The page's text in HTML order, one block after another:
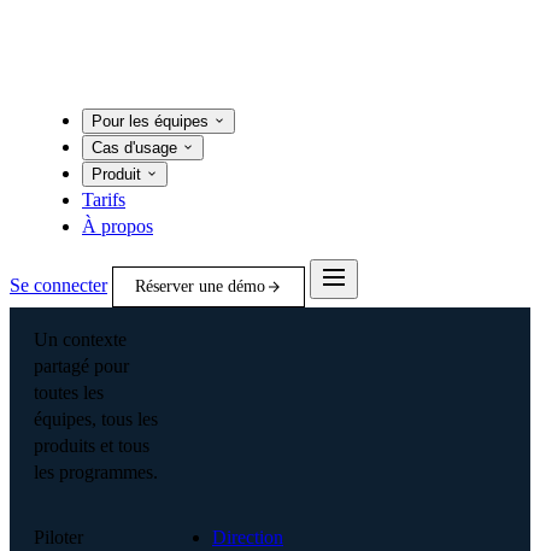
Pour les équipes
Cas d'usage
Produit
Tarifs
À propos
Se connecter Réserver une démo
Un contexte
partagé pour
toutes les
équipes, tous les
produits et tous
les programmes.
Piloter
Direction